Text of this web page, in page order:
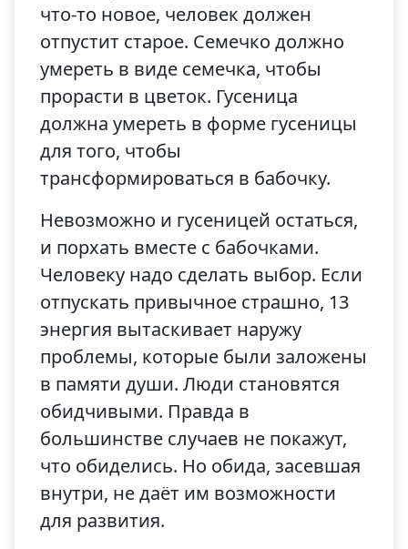
что-то новое, человек должен
отпустит старое. Семечко должно
умереть в виде семечка, чтобы
прорасти в цветок. Гусеница
должна умереть в форме гусеницы
для того, чтобы
трансформироваться в бабочку.
Невозможно и гусеницей остаться,
и порхать вместе с бабочками.
Человеку надо сделать выбор. Если
отпускать привычное страшно, 13
энергия вытаскивает наружу
проблемы, которые были заложены
в памяти души. Люди становятся
обидчивыми. Правда в
большинстве случаев не покажут,
что обиделись. Но обида, засевшая
внутри, не даёт им возможности
для развития.